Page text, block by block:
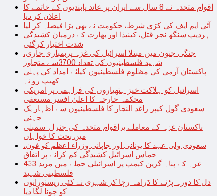
اقوام متحدہ نے 8 سال سے ایران پر عائد پابندیوں کے خاتمے کا
اعلان کر دیا
آئی ایم ایف کی کڑی شرط، حکومت نے بھی بڑا فیصلہ کر لیا
ہردیپ سنگھ نجر قتل، کینیڈا اور بھارت کے درمیان کشیدگی
شدت اختیار کرگئی
جنگی جنون میں مبتلا اسرائیل کی غزہ پربمباری جاری،
شہید فلسطینیوں کی تعداد 3700سے متجاوز
پاکستان آرمی کی مظلوم فلسطینیوں کیلئے امداد کی پہلی
کھیپ روانہ
اسرائیل کو ہلاکت خیز ہتھیاروں کی فراہمی پر امریکی
محکمہ خارجہ کا اعلیٰ افسر مستعفی
سعودی گول کیپر راغد النجار کا فلسطینیوں سے اظہار یک
جہتی
پاکستان غزہ کے معاملے پراقوام متحدہ کی جنرل اسمبلی
میں بحث کا خواہاں
سعودی ولی عہد کا یونانی اور جاپانی وزراء اعظم کو فون،
حماس اسرائیل کشیدگی کم کرانے پر اتفاق
غزہ کے پناہ گزین کیمپ پر اسرائیلی حملے میں مزید 433
فلسطینی شہید
دل کا دورہ پڑنے کا ڈرامہ رچا کر شہری نے کئی ریستورانوں
کو چونا لگا دیا